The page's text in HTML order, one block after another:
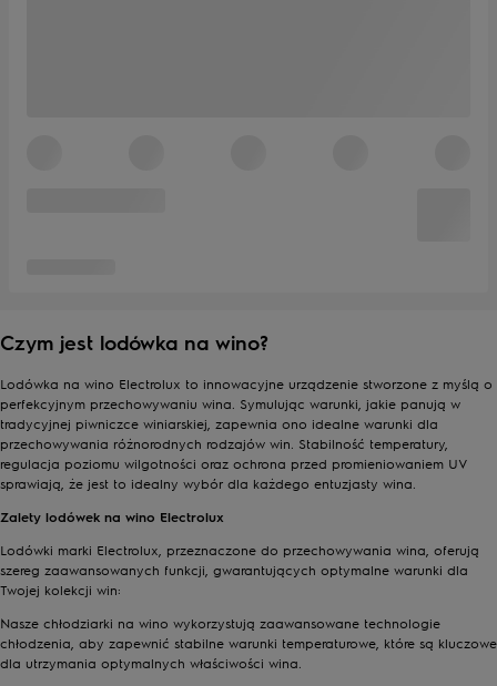
Czym jest lodówka na wino?
Lodówka na wino Electrolux to innowacyjne urządzenie stworzone z myślą o
perfekcyjnym przechowywaniu wina. Symulując warunki, jakie panują w
tradycyjnej piwniczce winiarskiej, zapewnia ono idealne warunki dla
przechowywania różnorodnych rodzajów win. Stabilność temperatury,
regulacja poziomu wilgotności oraz ochrona przed promieniowaniem UV
sprawiają, że jest to idealny wybór dla każdego entuzjasty wina.
Zalety lodówek na wino Electrolux
Lodówki marki Electrolux, przeznaczone do przechowywania wina, oferują
szereg zaawansowanych funkcji, gwarantujących optymalne warunki dla
Twojej kolekcji win:
Nasze chłodziarki na wino wykorzystują zaawansowane technologie
chłodzenia, aby zapewnić stabilne warunki temperaturowe, które są kluczowe
dla utrzymania optymalnych właściwości wina.